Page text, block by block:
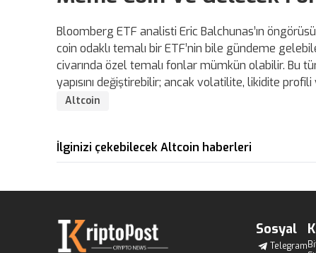
Bloomberg ETF analisti Eric Balchunas’ın
coin odaklı temalı bir ETF’nin bile gündeme
civarında özel temalı fonlar mümkün olabilir. Bu
yapısını değiştirebilir; ancak volatilite, likidite
Altcoin
İlginizi çekebilecek Altcoin haberleri
Sosyal
Telegram